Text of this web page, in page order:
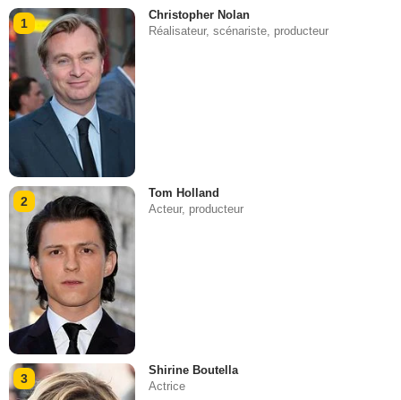
1
Christopher Nolan
Réalisateur, scénariste, producteur
2
Tom Holland
Acteur, producteur
3
Shirine Boutella
Actrice